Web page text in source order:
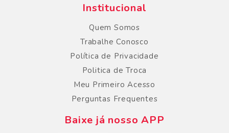
Institucional
Quem Somos
Trabalhe Conosco
Política de Privacidade
Politica de Troca
Meu Primeiro Acesso
Perguntas Frequentes
Baixe já nosso APP